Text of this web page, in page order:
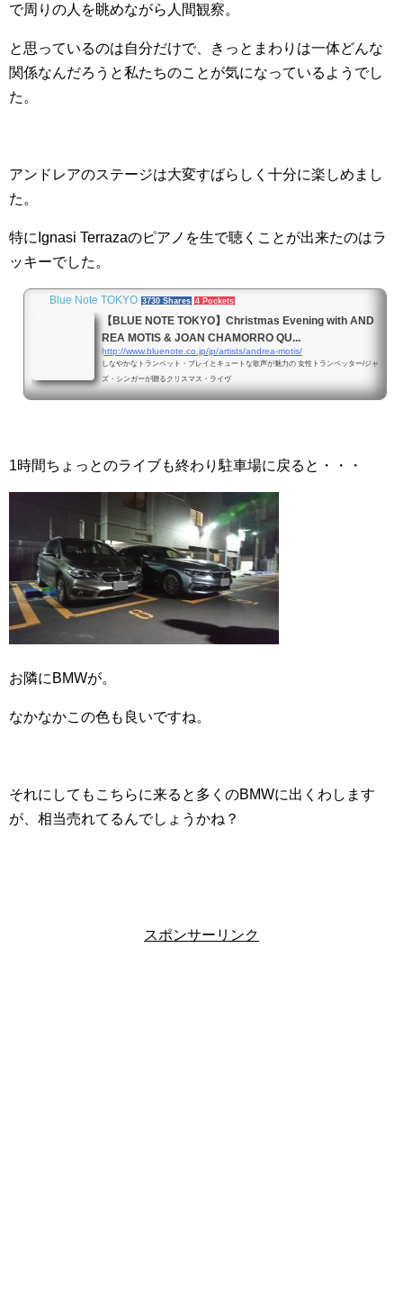
で周りの人を眺めながら人間観察。
と思っているのは自分だけで、きっとまわりは一体どんな
関係なんだろうと私たちのことが気になっているようでし
た。
アンドレアのステージは大変すばらしく十分に楽しめまし
た。
特にIgnasi Terrazaのピアノを生で聴くことが出来たのはラ
ッキーでした。
Blue Note TOKYO 3730 Shares 4 Pockets
【BLUE NOTE TOKYO】Christmas Evening with AND
REA MOTIS & JOAN CHAMORRO QU...
http://www.bluenote.co.jp/jp/artists/andrea-motis/
しなやかなトランペット・プレイとキュートな歌声が魅力の 女性トランペッター/ジャ
ズ・シンガーが贈るクリスマス・ライヴ
1時間ちょっとのライブも終わり駐車場に戻ると・・・
お隣にBMWが。
なかなかこの色も良いですね。
それにしてもこちらに来ると多くのBMWに出くわします
が、相当売れてるんでしょうかね？
スポンサーリンク